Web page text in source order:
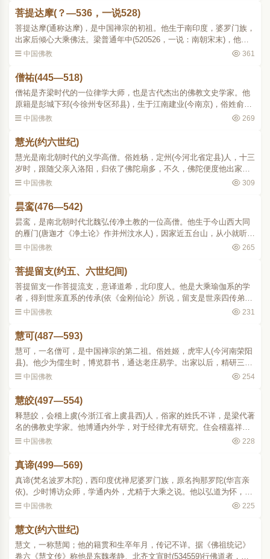
菩提达摩(？—536，一说528)
菩提达摩(通称达摩)，是中国禅宗的初祖。他生于南印度，婆罗门族，
出家后倾心大乘佛法。梁普通年中(520526，一说：南朝宋末)，他自
印度航海来到广州，从这里北行至魏，到处以禅法教人。据说他在洛
中国佛教 361
僧祐(445—518)
僧祐是齐梁时代的一位律学大师，也是古代杰出的佛教文史学家。他
原籍是彭城下邳(今徐州专区邳县)，生于江南建业(今南京)，俗姓俞
氏。幼小时随父母入建初寺(当时在建业城内)礼拜，欢喜踊跃，就不肯
中国佛教 269
慧光(约六世纪)
慧光是南北朝时代的义学高僧。俗姓杨，定州(今河北省定县)人，十三
岁时，跟随父亲入洛阳，归依了佛陀扇多，不久，佛陀便度他出家，
常为人讲经，有圣沙弥之称。佛陀以戒律为智慧的基本，令他先听讲
中国佛教 309
昙鸾(476—542)
昙鸾，是南北朝时代北魏弘传净土教的一位高僧。他生于今山西大同
的雁门(唐迦才《净土论》作并州汶水人)，因家近五台山，从小就听了
有关文殊菩萨灵异的传说。十余岁时，即登山访寻，备见遗迹，心里
中国佛教 265
菩提留支(约五、六世纪间)
菩提留支一作菩提流支，意译道希，北印度人。他是大乘瑜伽系的学
者，得到世亲直系的传承(依《金刚仙论》所说，留支是世亲四传弟
子)。他不但深通显教，还熟悉当时流行的秘密陀罗尼法门。北魏永平
中国佛教 231
慧可(487—593)
慧可，一名僧可，是中国禅宗的第二祖。俗姓姬，虎牢人(今河南荣阳
县)。他少为儒生时，博览群书，通达老庄易学。出家以后，精研三藏
内典。年约四十岁时，遇天竺沙门菩提达摩在嵩洛(今河南嵩山洛阳)游
中国佛教 254
慧皎(497—554)
释慧皎，会稽上虞(今浙江省上虞县西)人，俗家的姓氏不详，是梁代著
名的佛教史学家。他博通内外学，对于经律尤有研究。住会稽嘉祥寺
(在今浙江省绍兴市)。每当春夏则讲说弘法，秋冬则专心著述。他还曾
中国佛教 228
真谛(499—569)
真谛(梵名波罗木陀)，西印度优禅尼婆罗门族，原名拘那罗陀(华言亲
依)。少时博访众师，学通内外，尤精于大乘之说。他以弘道为怀，泛
海南游，止于扶南国。梁武帝大同年间(535545)，派直后(官名)张汜送
中国佛教 225
慧文(约六世纪)
慧文，一称慧闻；他的籍贯和生卒年月，传记不详。据《佛祖统记》
卷六《慧文传》称他是东魏孝静、北齐文宣时(534559)行佛道者，另